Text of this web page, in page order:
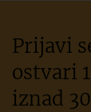
Prijavi
ostvari
iznad